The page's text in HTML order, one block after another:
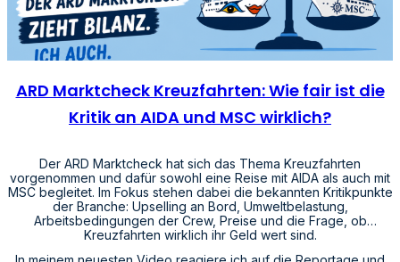
ARD Marktcheck Kreuzfahrten: Wie fair ist die
Kritik an AIDA und MSC wirklich?
Der ARD Marktcheck hat sich das Thema Kreuzfahrten
vorgenommen und dafür sowohl eine Reise mit AIDA als auch mit
MSC begleitet. Im Fokus stehen dabei die bekannten Kritikpunkte
der Branche: Upselling an Bord, Umweltbelastung,
Arbeitsbedingungen der Crew, Preise und die Frage, ob
Kreuzfahrten wirklich ihr Geld wert sind.